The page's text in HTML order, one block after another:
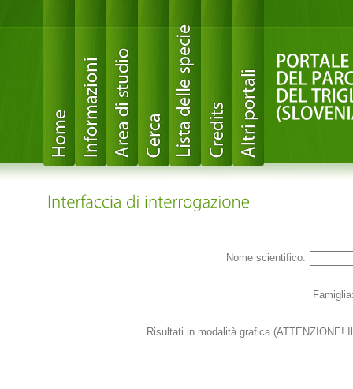
Nome scientifico:
Risultati in modalità grafica (ATTENZIONE!